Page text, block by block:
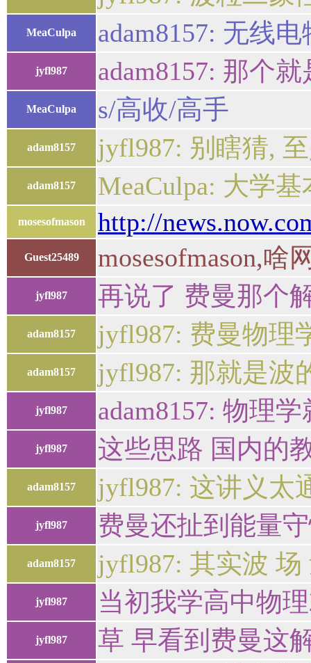
MeaCulpa adam8157: 无线
jyfl987 adam8157: 那个
MeaCulpa s/高收/高手
adam8157 jyfl987: 别瞎猜,
adam8157 MeaCulpa: 大学
mosesofmason http://
Guest25489 mosesofmason,
jyfl987 再说了 费曼那个
adam8157 jyfl987: 费曼物理
adam8157 jyfl987: 那就是波
jyfl987 adam8157: 物理
jyfl987 这些思路 国内的
adam8157 jyfl987: 这讲义太
jyfl987 费曼还扯到能量
adam8157 jyfl987: 其实波
jyfl987 当初我学高中物
jyfl987 草 早看到费曼这